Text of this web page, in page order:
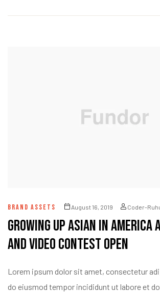
BRAND ASSETS August 16, 2019 Coder-
Growing Up Asian in America
and Video Contest Open
Lorem ipsum dolor sit amet, consectetur
do eiusmod tempor incididunt ut labore et